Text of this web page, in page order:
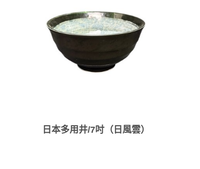
日本多用井/7吋（日風雲）